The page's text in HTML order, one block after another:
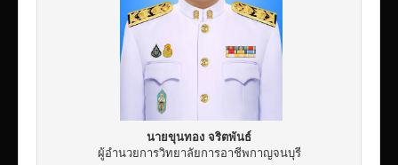
นายขุนทอง จริตพันธ์
ผู้อำนวยการวิทยาลัยการอาชีพกาญจนบุรี